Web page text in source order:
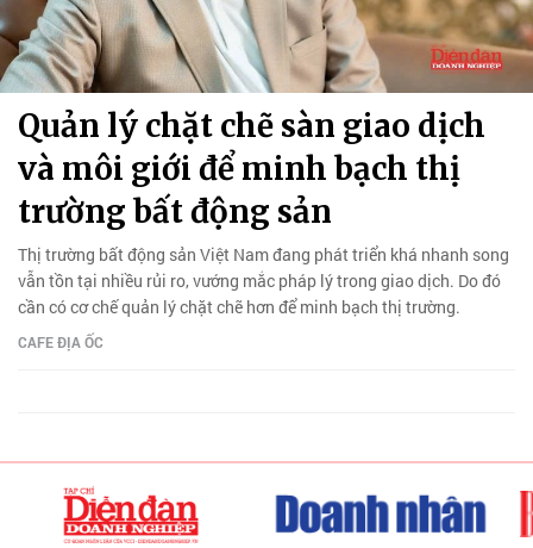
Quản lý chặt chẽ sàn giao dịch
và môi giới để minh bạch thị
trường bất động sản
Thị trường bất động sản Việt Nam đang phát triển khá nhanh song
vẫn tồn tại nhiều rủi ro, vướng mắc pháp lý trong giao dịch. Do đó
cần có cơ chế quản lý chặt chẽ hơn để minh bạch thị trường.
CAFE ĐỊA ỐC